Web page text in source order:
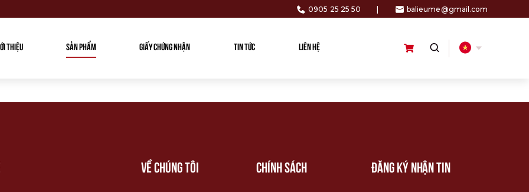
0905 25 25 50 balieume@gmail.com
THIỆU SẢN PHẨM GIẤY CHỨNG NHẬN TIN TỨC LIÊN HỆ
Về chúng tôi Chính sách Đăng ký nhận tin